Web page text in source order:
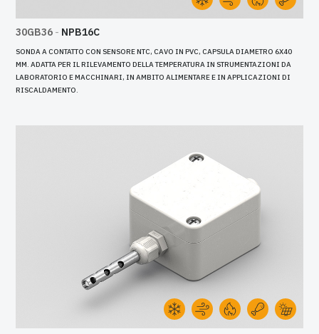
30GB36 - NPB16C
SONDA A CONTATTO CON SENSORE NTC, CAVO IN PVC, CAPSULA DIAMETRO 6X40
MM. ADATTA PER IL RILEVAMENTO DELLA TEMPERATURA IN STRUMENTAZIONI DA
LABORATORIO E MACCHINARI, IN AMBITO ALIMENTARE E IN APPLICAZIONI DI
RISCALDAMENTO.